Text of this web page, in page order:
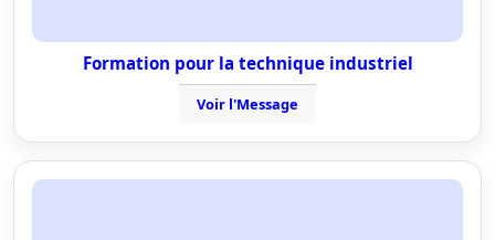
Formation pour la technique industriel
Voir l'Message